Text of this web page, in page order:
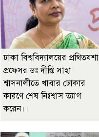
ঢাকা বিশ্ববিদ্যালয়ের প্রথিতযশা
প্রফেসর ডঃ দীপ্তি সাহা
শ্বাসনালীতে খাবার ঢোকার
কারণে শেষ নিঃশ্বাস ত্যাগ
করেন।।